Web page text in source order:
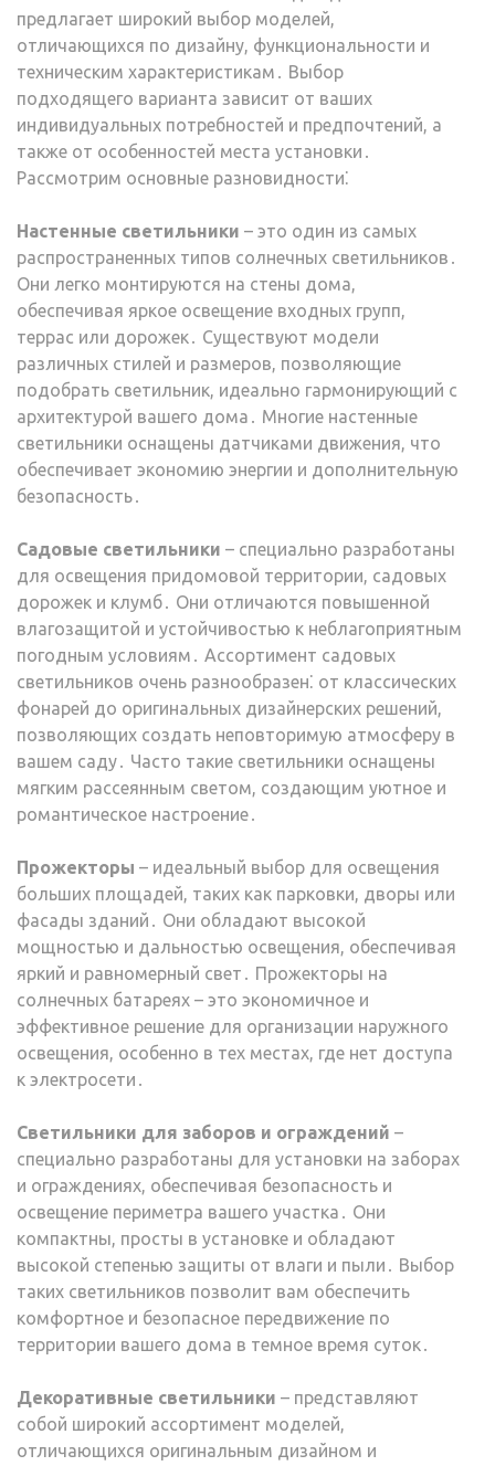
предлагает широкий выбор моделей,
отличающихся по дизайну, функциональности и
техническим характеристикам․ Выбор
подходящего варианта зависит от ваших
индивидуальных потребностей и предпочтений, а
также от особенностей места установки․
Рассмотрим основные разновидности⁚
Настенные светильники – это один из самых
распространенных типов солнечных светильников․
Они легко монтируются на стены дома,
обеспечивая яркое освещение входных групп,
террас или дорожек․ Существуют модели
различных стилей и размеров, позволяющие
подобрать светильник, идеально гармонирующий с
архитектурой вашего дома․ Многие настенные
светильники оснащены датчиками движения, что
обеспечивает экономию энергии и дополнительную
безопасность․
Садовые светильники – специально разработаны
для освещения придомовой территории, садовых
дорожек и клумб․ Они отличаются повышенной
влагозащитой и устойчивостью к неблагоприятным
погодным условиям․ Ассортимент садовых
светильников очень разнообразен⁚ от классических
фонарей до оригинальных дизайнерских решений,
позволяющих создать неповторимую атмосферу в
вашем саду․ Часто такие светильники оснащены
мягким рассеянным светом, создающим уютное и
романтическое настроение․
Прожекторы – идеальный выбор для освещения
больших площадей, таких как парковки, дворы или
фасады зданий․ Они обладают высокой
мощностью и дальностью освещения, обеспечивая
яркий и равномерный свет․ Прожекторы на
солнечных батареях – это экономичное и
эффективное решение для организации наружного
освещения, особенно в тех местах, где нет доступа
к электросети․
Светильники для заборов и ограждений –
специально разработаны для установки на заборах
и ограждениях, обеспечивая безопасность и
освещение периметра вашего участка․ Они
компактны, просты в установке и обладают
высокой степенью защиты от влаги и пыли․ Выбор
таких светильников позволит вам обеспечить
комфортное и безопасное передвижение по
территории вашего дома в темное время суток․
Декоративные светильники – представляют
собой широкий ассортимент моделей,
отличающихся оригинальным дизайном и